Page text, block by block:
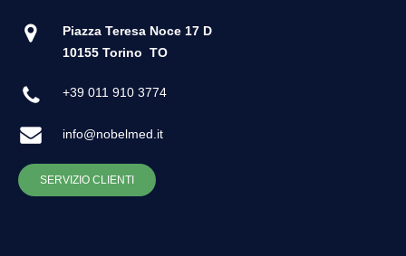
Piazza Teresa Noce 17 D
10155 Torino TO
+39 011 910 3774
info@nobelmed.it
SERVIZIO CLIENTI